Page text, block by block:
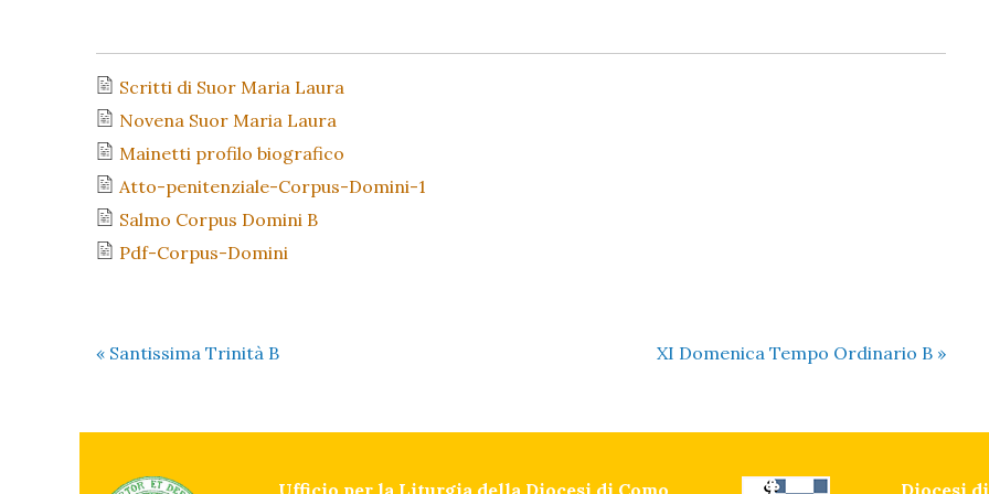
Scritti di Suor Maria Laura
Novena Suor Maria Laura
Mainetti profilo biografico
Atto-penitenziale-Corpus-Domini-1
Salmo Corpus Domini B
Pdf-Corpus-Domini
« Santissima Trinità B XI Domenica Tempo Ordinario B »
Ufficio per la Liturgia della Diocesi di Como Diocesi